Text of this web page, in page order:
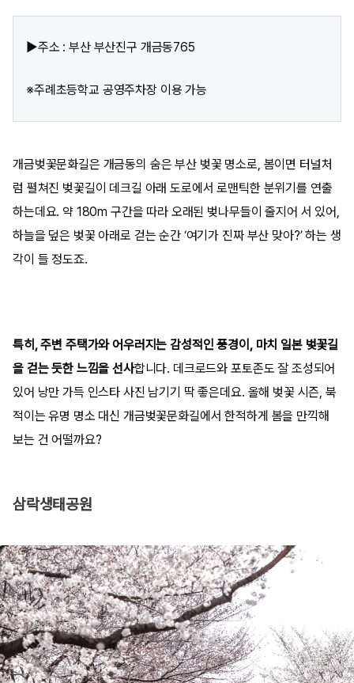
▶주소 : 부산 부산진구 개금동765
※주례초등학교 공영주차장 이용 가능
개금벚꽃문화길은 개금동의 숨은 부산 벚꽃 명소로, 봄이면 터널처
럼 펼쳐진 벚꽃길이 데크길 아래 도로에서 로맨틱한 분위기를 연출
하는데요. 약 180m 구간을 따라 오래된 벚나무들이 줄지어 서 있어,
하늘을 덮은 벚꽃 아래로 걷는 순간 ‘여기가 진짜 부산 맞아?’ 하는 생
각이 들 정도죠.
특히, 주변 주택가와 어우러지는 감성적인 풍경이, 마치 일본 벚꽃길
을 걷는 듯한 느낌을 선사합니다. 데크로드와 포토존도 잘 조성되어
있어 낭만 가득 인스타 사진 남기기 딱 좋은데요. 올해 벚꽃 시즌, 북
적이는 유명 명소 대신 개금벚꽃문화길에서 한적하게 봄을 만끽해
보는 건 어떨까요?
삼락생태공원